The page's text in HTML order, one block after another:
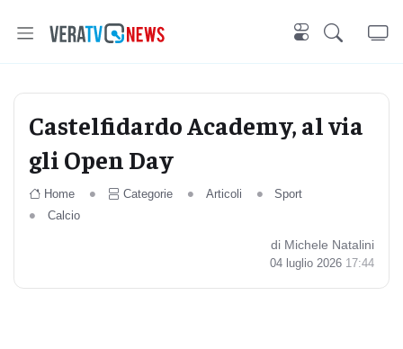
Castelfidardo Academy, al via
gli Open Day
Home Categorie Articoli
Sport
Calcio
di Michele Natalini
04 luglio 2026 17:44